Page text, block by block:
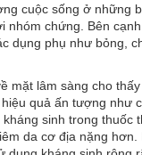
cuộc sống ở những
nhóm chứng. Bên
dụng phụ như bỏng,
mặt lâm sàng cho
quả ấn tượng như
sinh trong thuốc
da cơ địa nặng hơn.